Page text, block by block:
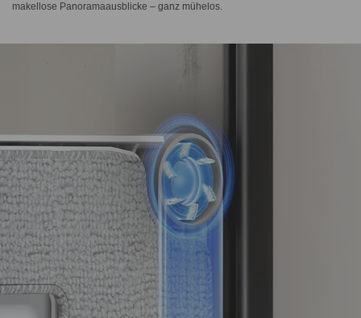
makellose Panoramaausblicke – ganz mühelos.